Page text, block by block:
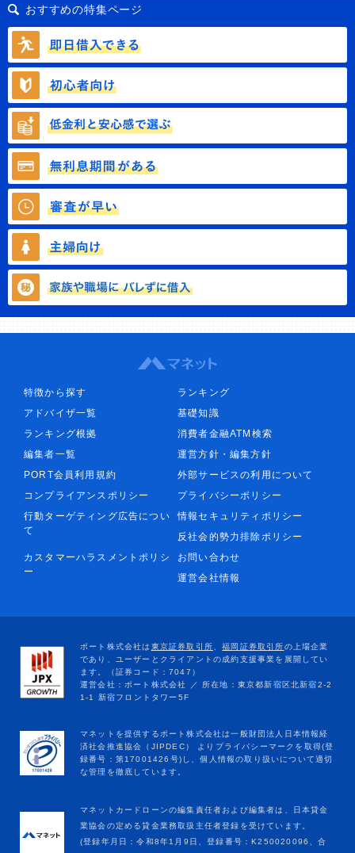
おすすめの特集ページ
特徴から探す
ランキング
アドバイザ一覧
基礎知識
ランキング根拠
消費者金融ATM検索
編集者一覧
運営方針・編集方針
PORT会員利用規約
外部サービスの利用について
コンプライアンスポリシー
プライバシーポリシー
行動ターゲティング広告につい
て
情報セキュリティポリシー
反社会的勢力排除ポリシー
カスタマーハラスメントポリシ
ー
お問い合わせ
運営会社情報
マネットカードローンの編集責任者および編集者は、日本貸金
業協会の定める貸金業務取扱主任者登録を受けています。
(登録年月日：令和8年1月9日、登録番号：K250020096、合